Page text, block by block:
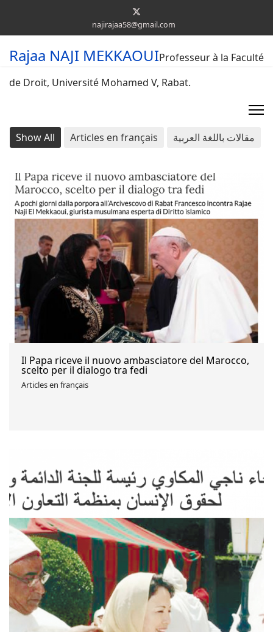
najirajaa58@gmail.com
Rajaa NAJI MEKKAOUIProfesseur à la Faculté
de Droit, Université Mohamed V, Rabat.
Show All Articles en français مقالات باللغة العربية
Il Papa riceve il nuovo ambasciatore del Marocco,
scelto per il dialogo tra fedi
Articles en français